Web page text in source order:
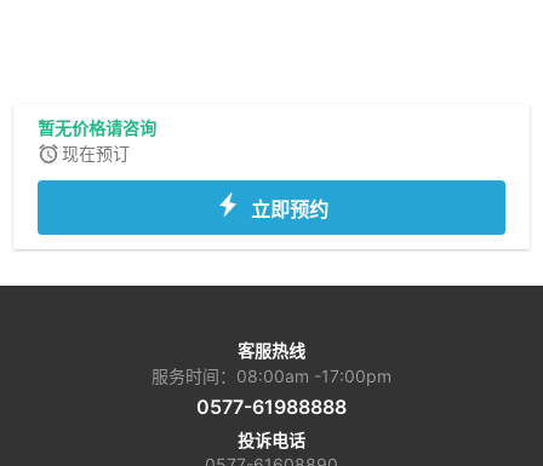
暂无价格请咨询
现在预订
立即预约
客服热线
服务时间：08:00am -17:00pm
0577-61988888
投诉电话